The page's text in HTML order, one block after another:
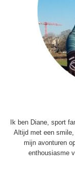
Ik ben Diane, sport
Altijd met een
mijn avonturen
enthousiasme